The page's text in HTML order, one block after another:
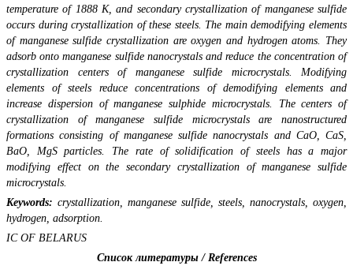
temperature of 1888 K, and secondary crystallization of manganese sulfide
occurs during crystallization of these steels. The main demodifying elements
of manganese sulfide crystallization are oxygen and hydrogen atoms. They
adsorb onto manganese sulfide nanocrystals and reduce the concentration of
crystallization centers of manganese sulfide microcrystals. Modifying
elements of steels reduce concentrations of demodifying elements and
increase dispersion of manganese sulphide microcrystals. The centers of
crystallization of manganese sulfide microcrystals are nanostructured
formations consisting of manganese sulfide nanocrystals and CaO, CaS,
BaO, MgS particles. The rate of solidification of steels has a major
modifying effect on the secondary crystallization of manganese sulfide
microcrystals.
Keywords: crystallization, manganese sulfide, steels, nanocrystals, oxygen,
hydrogen, adsorption.
IC OF BELARUS
Список литературы / References